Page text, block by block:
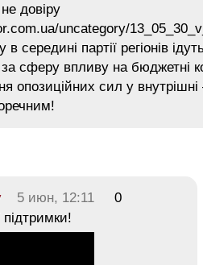
довіру
uncategory/
середині партії регіонів
за сферу впливу на бюджетні
опозиційних сил у внутрішні
5 июн, 12:11
0
підтримки!